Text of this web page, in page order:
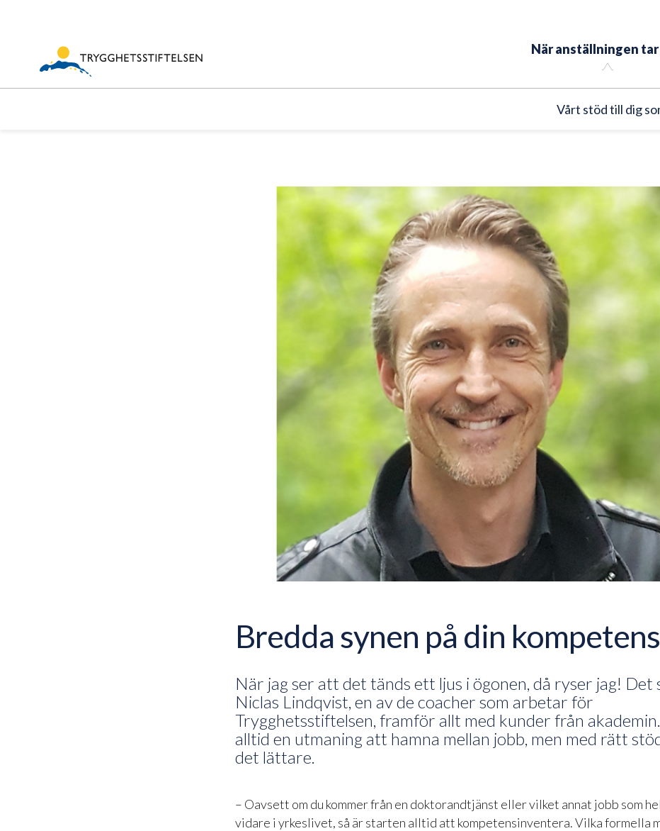
När anställningen
Vårt stöd till dig
Bredda synen på din kompetens
När jag ser att det tänds ett ljus i ögonen, då ryser jag! Det
Niclas Lindqvist, en av de coacher som arbetar för
Trygghetsstiftelsen, framför allt med kunder från
alltid en utmaning att hamna mellan jobb, men med rätt
det lättare.
– Oavsett om du kommer från en doktorandtjänst eller vilket annat jobb som
vidare i yrkeslivet, så är starten alltid att kompetensinventera. Vilka formella